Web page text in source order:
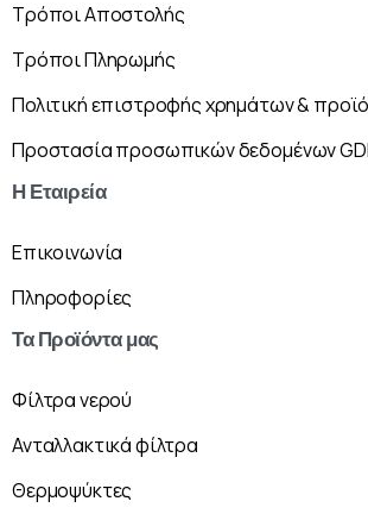
Τρόποι Αποστολής
Τρόποι Πληρωμής
Πολιτική επιστροφής χρημάτων &
Προστασία προσωπικών δεδομένων
Η Εταιρεία
Επικοινωνία
Πληροφορίες
Τα Προϊόνταμας
Φίλτρα νερού
Ανταλλακτικά φίλτρα
Θερμοψύκτες